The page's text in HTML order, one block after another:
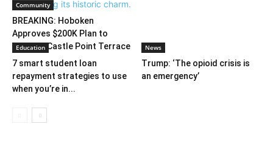
Community
BREAKING: Hoboken
Approves $200K Plan to
Restore Castle Point Terrace
Education
7 smart student loan
repayment strategies to use
when you’re in...
News
Trump: ‘The opioid crisis is
an emergency’